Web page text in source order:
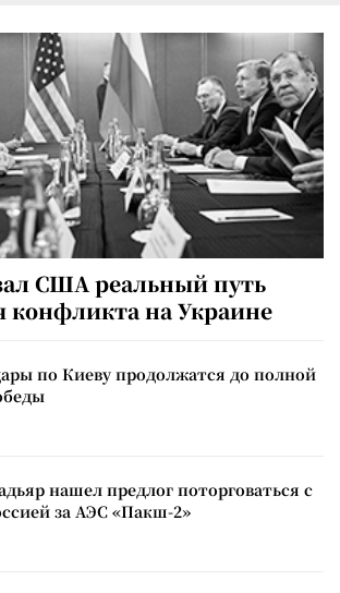
США реальный путь
конфликта на Украине
по Киеву продолжатся до полной
нашел предлог поторговаться с
за АЭС «Пакш-2»